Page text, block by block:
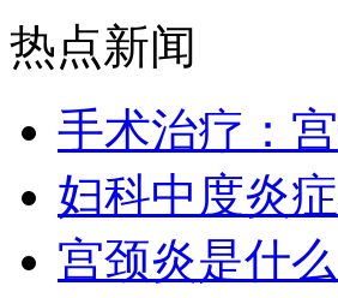
热点新闻
手术治疗：
妇科中度炎
宫颈炎是什